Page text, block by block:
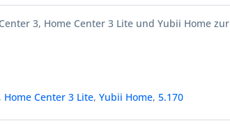
3, Home Center 3 Lite und Yubii Home zur
, Home Center 3 Lite,Yubii Home,5.170